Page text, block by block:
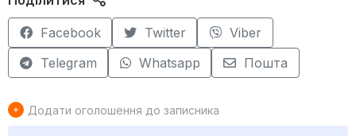
Facebook Twitter
Viber
Telegram
Whatsapp Пошта
Додати оголошення до записника